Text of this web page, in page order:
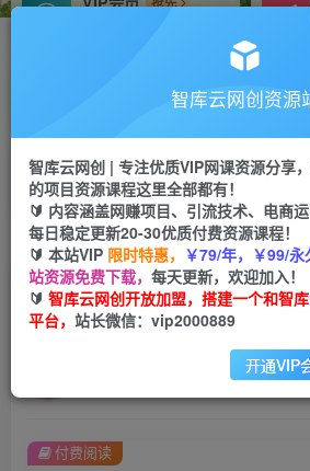
会员专属推广链接
网赚网创 项目
365天稳定跟新
首页 会员免费 正文
互联网项目天花板，逆风翻盘
年入百万
付费阅读
智库云网创资源
智库云网创 | 专注优质VIP网课资源分享
的项目资源课程这里全部都有！
🔰 内容涵盖网赚项目、引流技术、电商
每日稳定更新20-30优质付费资源课程！
🔰 本站VIP 限时特惠， ￥79/年，￥99/永
站资源免费下载， 每天更新，欢迎加入！
🔰 智库云网创开放加盟，搭建一个和智
平台， 站长微信：vip2000889
开通VIP